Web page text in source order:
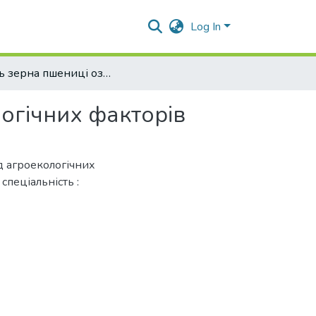
Log In
Якість зерна пшениці озимої залежно від агроекологічних факторів
факторів
: